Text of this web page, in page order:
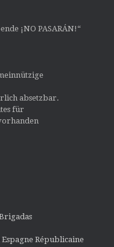
¡NO PASARÁN!“
absetzbar.
für
Espagne Républicaine